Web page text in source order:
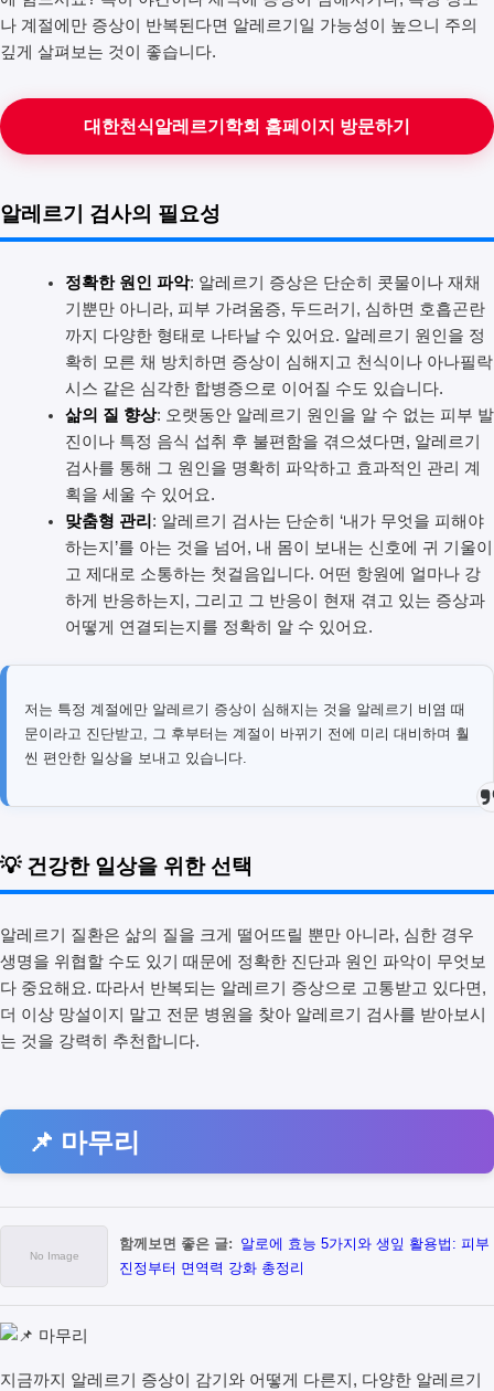
나 계절에만 증상이 반복된다면 알레르기일 가능성이 높으니 주의
깊게 살펴보는 것이 좋습니다.
대한천식알레르기학회 홈페이지 방문하기
알레르기 검사의 필요성
정확한 원인 파악: 알레르기 증상은 단순히 콧물이나 재채
기뿐만 아니라, 피부 가려움증, 두드러기, 심하면 호흡곤란
까지 다양한 형태로 나타날 수 있어요. 알레르기 원인을 정
확히 모른 채 방치하면 증상이 심해지고 천식이나 아나필락
시스 같은 심각한 합병증으로 이어질 수도 있습니다.
삶의 질 향상: 오랫동안 알레르기 원인을 알 수 없는 피부 발
진이나 특정 음식 섭취 후 불편함을 겪으셨다면, 알레르기
검사를 통해 그 원인을 명확히 파악하고 효과적인 관리 계
획을 세울 수 있어요.
맞춤형 관리 : 알레르기 검사는 단순히 ‘내가 무엇을 피해야
하는지’를 아는 것을 넘어, 내 몸이 보내는 신호에 귀 기울이
고 제대로 소통하는 첫걸음입니다. 어떤 항원에 얼마나 강
하게 반응하는지, 그리고 그 반응이 현재 겪고 있는 증상과
어떻게 연결되는지를 정확히 알 수 있어요.
저는 특정 계절에만 알레르기 증상이 심해지는 것을 알레르기 비염 때
문이라고 진단받고, 그 후부터는 계절이 바뀌기 전에 미리 대비하며 훨
씬 편안한 일상을 보내고 있습니다.
💡 건강한 일상을 위한 선택
알레르기 질환은 삶의 질을 크게 떨어뜨릴 뿐만 아니라, 심한 경우
생명을 위협할 수도 있기 때문에 정확한 진단과 원인 파악이 무엇보
다 중요해요. 따라서 반복되는 알레르기 증상으로 고통받고 있다면,
더 이상 망설이지 말고 전문 병원을 찾아 알레르기 검사를 받아보시
는 것을 강력히 추천합니다.
📌 마무리
함께보면 좋은 글: 알로에 효능 5가지와 생잎 활용법: 피부
진정부터 면역력 강화 총정리
지금까지 알레르기 증상이 감기와 어떻게 다른지, 다양한 알레르기